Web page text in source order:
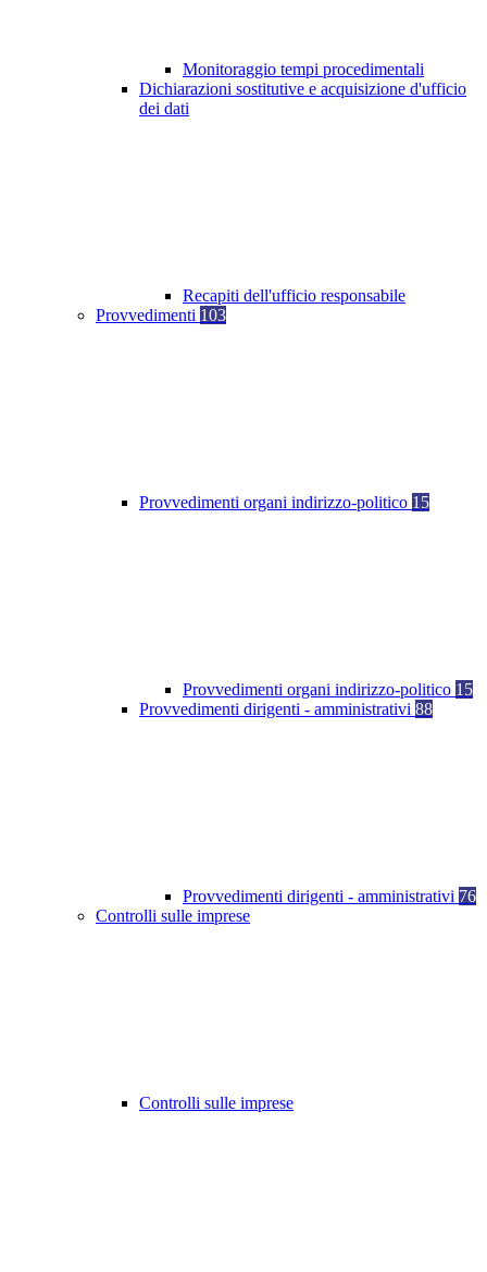
Monitoraggio tempi procedimentali
Dichiarazioni sostitutive e acquisizione d'ufficio
dei dati
Recapiti dell'ufficio responsabile
Provvedimenti 103
Provvedimenti organi indirizzo-politico 15
Provvedimenti organi indirizzo-politico 15
Provvedimenti dirigenti - amministrativi 88
Provvedimenti dirigenti - amministrativi 76
Controlli sulle imprese
Controlli sulle imprese